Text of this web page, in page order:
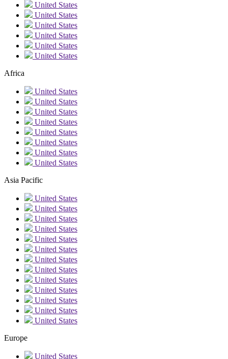
United States
United States
United States
United States
United States
United States
Africa
United States
United States
United States
United States
United States
United States
United States
United States
Asia Pacific
United States
United States
United States
United States
United States
United States
United States
United States
United States
United States
United States
United States
United States
Europe
United States